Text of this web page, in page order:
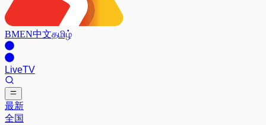
BMEN中文தமிழ்
LiveTV
最新
全国